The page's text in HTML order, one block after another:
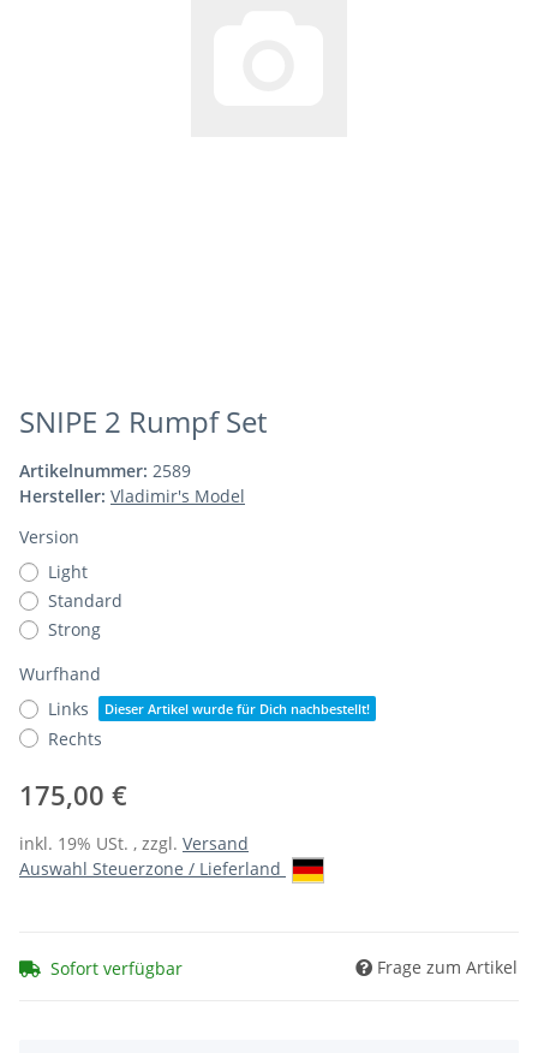
SNIPE 2 Rumpf Set
Artikelnummer: 2589
Hersteller: Vladimir's Model
Version
Light
Standard
Strong
Wurfhand
Links
Dieser Artikel wurde für Dich nachbestellt!
Rechts
175,00 €
inkl. 19% USt. , zzgl. Versand
Auswahl Steuerzone / Lieferland
Sofort verfügbar Frage zum Artikel